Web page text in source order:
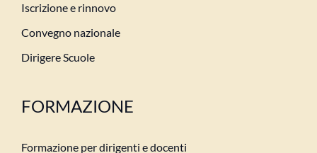
Iscrizione e rinnovo
Convegno nazionale
Dirigere Scuole
FORMAZIONE
Formazione per dirigenti e docenti